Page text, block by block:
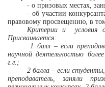
- о призовых местах,
- об участии
правовому просвещению, в
Критерии и
условия
Присваивается:
1 балл – если
научной деятельностью
г.г.;
2 балла – если
преподаватель, заняли